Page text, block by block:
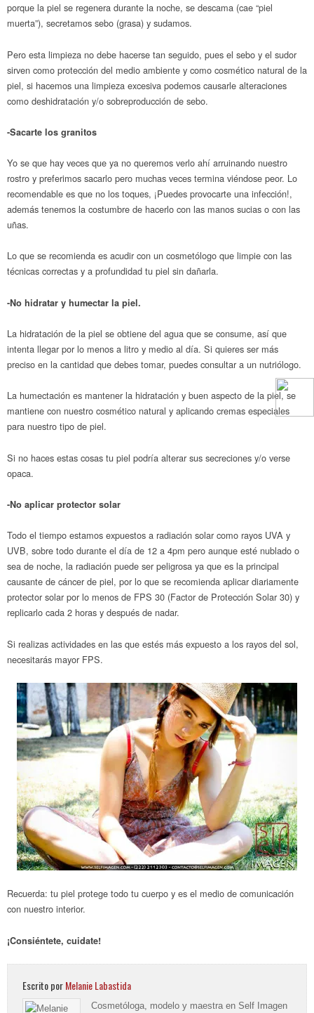
porque la piel se regenera durante la noche, se descama (cae “piel
muerta”), secretamos sebo (grasa) y sudamos.
Pero esta limpieza no debe hacerse tan seguido, pues el sebo y el sudor
sirven como protección del medio ambiente y como cosmético natural de la
piel, si hacemos una limpieza excesiva podemos causarle alteraciones
como deshidratación y/o sobreproducción de sebo.
-Sacarte los granitos
Yo se que hay veces que ya no queremos verlo ahí arruinando nuestro
rostro y preferimos sacarlo pero muchas veces termina viéndose peor. Lo
recomendable es que no los toques, ¡Puedes provocarte una infección!,
además tenemos la costumbre de hacerlo con las manos sucias o con las
uñas.
Lo que se recomienda es acudir con un cosmetólogo que limpie con las
técnicas correctas y a profundidad tu piel sin dañarla.
-No hidratar y humectar la piel.
La hidratación de la piel se obtiene del agua que se consume, así que
intenta llegar por lo menos a litro y medio al día. Si quieres ser más
preciso en la cantidad que debes tomar, puedes consultar a un nutriólogo.
La humectación es mantener la hidratación y buen aspecto de la piel, se
mantiene con nuestro cosmético natural y aplicando cremas especiales
para nuestro tipo de piel.
Si no haces estas cosas tu piel podría alterar sus secreciones y/o verse
opaca.
-No aplicar protector solar
Todo el tiempo estamos expuestos a radiación solar como rayos UVA y
UVB, sobre todo durante el día de 12 a 4pm pero aunque esté nublado o
sea de noche, la radiación puede ser peligrosa ya que es la principal
causante de cáncer de piel, por lo que se recomienda aplicar diariamente
protector solar por lo menos de FPS 30 (Factor de Protección Solar 30) y
replicarlo cada 2 horas y después de nadar.
Si realizas actividades en las que estés más expuesto a los rayos del sol,
necesitarás mayor FPS.
Recuerda: tu piel protege todo tu cuerpo y es el medio de comunicación
con nuestro interior.
¡Consiéntete, cuidate!
Escrito porMelanie Labastida
Cosmetóloga, modelo y maestra en Self Imagen